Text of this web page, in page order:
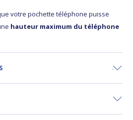
votre pochette téléphone puisse
hauteur maximum du téléphone